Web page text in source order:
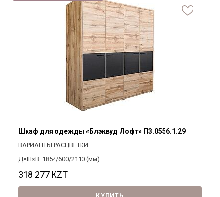
Шкаф для одежды «Блэквуд Лофт» П3.0556.1.29
ВАРИАНТЫ РАСЦВЕТКИ
Д×Ш×В: 1854/600/2110 (мм)
318 277 KZT
КУПИТЬ